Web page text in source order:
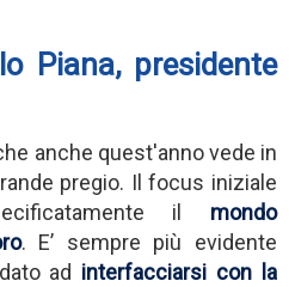
Piana, presidente
anche quest'anno vede in
pregio. Il focus iniziale
il mondo
. E’ sempre più evidente
ad interfacciarsi con la